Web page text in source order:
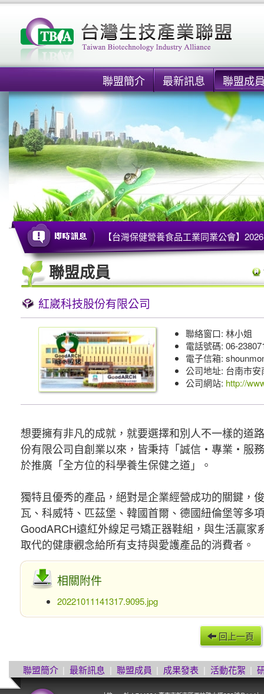
聯盟簡介 最新訊息 聯盟成
【台灣保健營養食品工業同業公會】
聯盟成員
紅崴科技股份有限公司
聯絡窗口: 林小姐
電話號碼: 06-
電子信箱:
公司地址: 台南市
公司網站: http://
想要擁有非凡的成就，就要選擇和別人不一樣的道
份有限公司自創業以來，皆秉持「誠信‧專業‧服
於推廣「全方位的科學養生保健之道」。
獨特且優秀的產品，絕對是企業經營成功的關鍵，
瓦、科威特、匹茲堡、韓國首爾、德國紐倫堡等多
GoodARCH遠紅外線足弓矯正器鞋組，與生活贏家
取代的健康觀念給所有支持與愛護產品的消費者。
相關附件
20221011141317.9095.jpg
回上一頁
聯盟簡介 | 最新訊息 | 聯盟成員 | 成果發表 | 活動花絮 |